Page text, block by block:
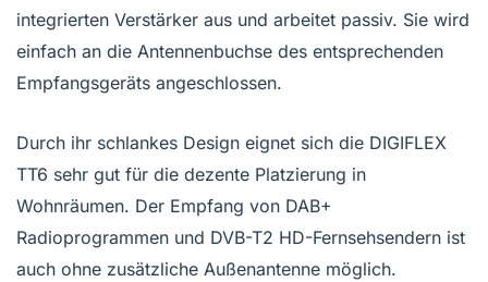
Digiflex TT1 Antenne, Basisstation mit Antennenkabel,
Netzteil, Benutzerhandbuch Hersteller mit 30 Jahren
Unterhaltungselektronik Seit vielen Jahren werden die
von den Kunden bestätigt. Die hervorragenden
Testergebnisse, die sie erzielen. Um höchste
Qualitätsstandards zu gewährleisten, achten wir nicht
nur auf eine moderne Produktionsinfrastruktur,
sondern auch auf unsere gut ausgebildeten und
erfahrenen Mitarbeiter. Mitarbeiter, die sich ihrer
integrierten Verstärker aus und arbeitet passiv. Sie wird
einfach an die Antennenbuchse des entsprechenden
Empfangsgeräts angeschlossen.
Durch ihr schlankes Design eignet sich die DIGIFLEX
TT6 sehr gut für die dezente Platzierung in
Wohnräumen. Der Empfang von DAB+
Radioprogrammen und DVB-T2 HD-Fernsehsendern ist
auch ohne zusätzliche Außenantenne möglich.